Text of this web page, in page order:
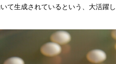
て生成されているという、大活躍し